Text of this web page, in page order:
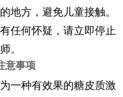
地方，避免儿童接触。
任何怀疑，请立即停止
。
意事项
一种有效果的糖皮质激